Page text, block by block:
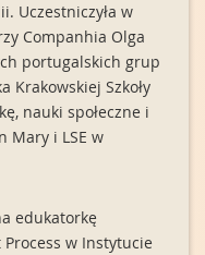
Uczestniczyła w
Companhia Olga
portugalskich grup
Krakowskiej Szkoły
nauki społeczne i
Mary i LSE w
edukatorkę
w Instytucie